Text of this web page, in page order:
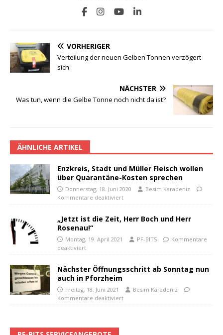
VORHERIGER
Verteilung der neuen Gelben Tonnen verzögert
sich
NÄCHSTER
Was tun, wenn die Gelbe Tonne noch nicht da ist?
ÄHNLICHE ARTIKEL
Enzkreis, Stadt und Müller Fleisch wollen
über Quarantäne-Kosten sprechen
Donnerstag, 18. Juni 2020
Besim Karadeniz
Kommentare deaktiviert
„Jetzt ist die Zeit, Herr Boch und Herr
Rosenau!“
Montag, 19. April 2021 PF-BITS
Kommentare
deaktiviert
Nächster Öffnungsschritt ab Sonntag nun
auch in Pforzheim
Freitag, 18. Juni 2021
Besim Karadeniz
Kommentare deaktiviert